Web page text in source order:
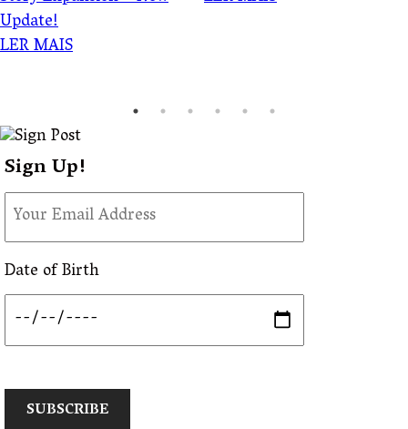
Update!
LER MAIS
Sign Up!
Date of Birth
SUBSCRIBE